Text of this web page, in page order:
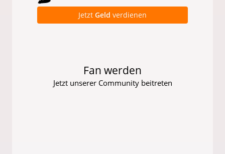
Jetzt Geld verdienen
Fan werden
Jetzt unserer Community beitreten